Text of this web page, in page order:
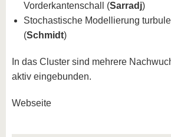
Vorderkantenschall (Sarradj)
Stochastische Modellierung
(Schmidt)
In das Cluster sind mehrere
aktiv eingebunden.
Webseite